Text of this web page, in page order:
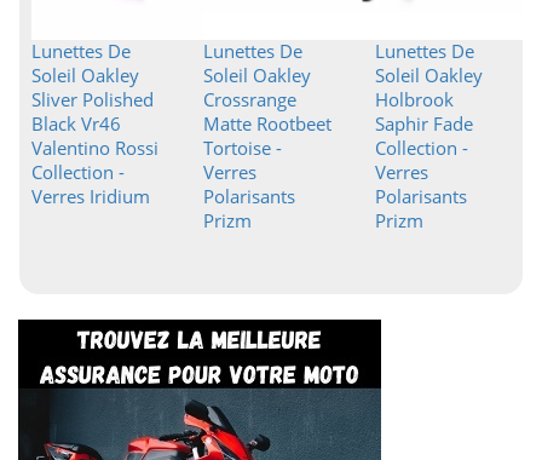
Lunettes De
Soleil Oakley
Sliver Polished
Black Vr46
Valentino Rossi
Collection -
Verres Iridium
Lunettes De
Soleil Oakley
Crossrange
Matte Rootbeet
Tortoise -
Verres
Polarisants
Prizm
Lunettes De
Soleil Oakley
Holbrook
Saphir Fade
Collection -
Verres
Polarisants
Prizm